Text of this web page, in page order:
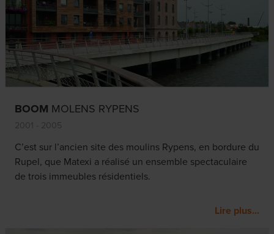
BOOM MOLENS RYPENS
2001 - 2005
C’est sur l’ancien site des moulins Rypens, en bordure du
Rupel, que Matexi a réalisé un ensemble spectaculaire
de trois immeubles résidentiels.
Lire plus...